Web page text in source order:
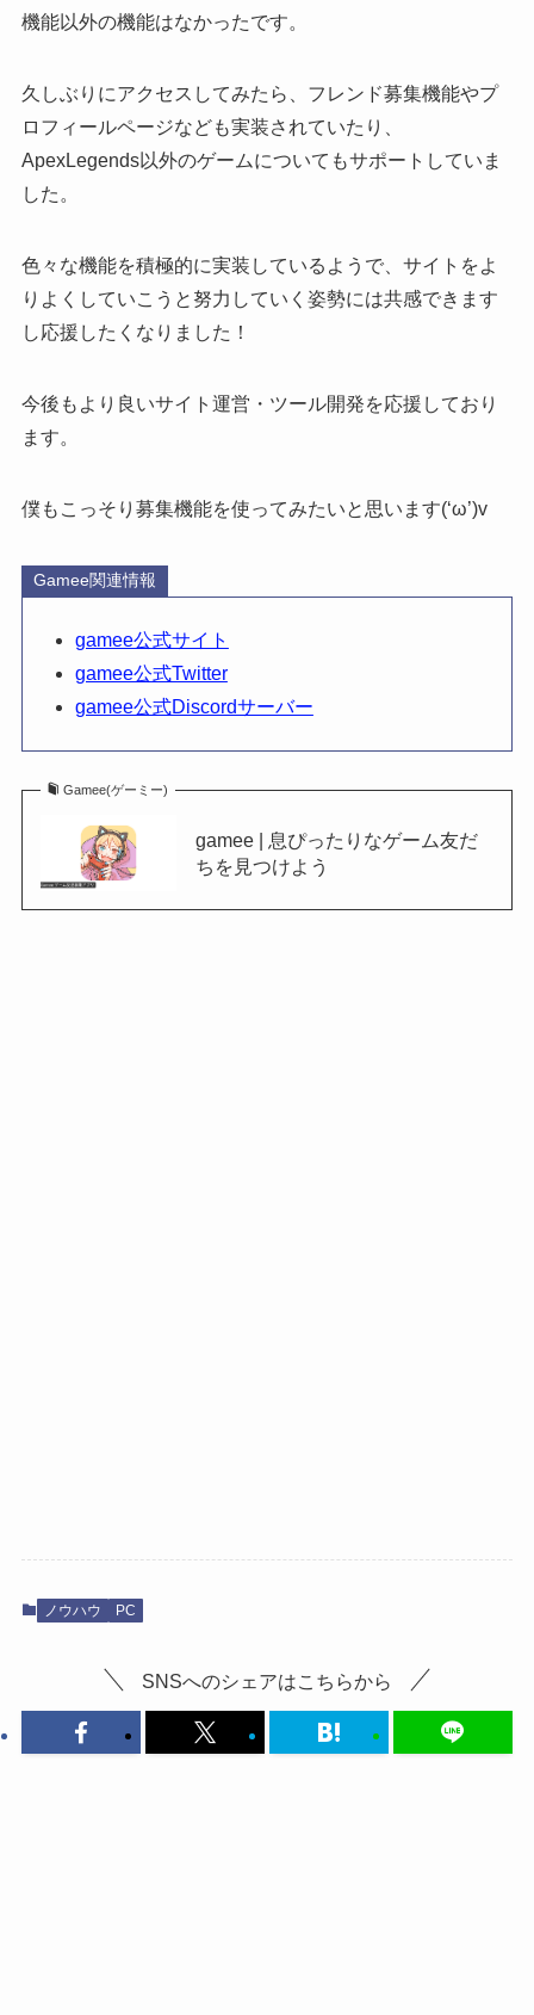
機能以外の機能はなかったです。
久しぶりにアクセスしてみたら、フレンド募集機能やプ
ロフィールページなども実装されていたり、
ApexLegends以外のゲームについてもサポートしていま
した。
色々な機能を積極的に実装しているようで、サイトをよ
りよくしていこうと努力していく姿勢には共感できます
し応援したくなりました！
今後もより良いサイト運営・ツール開発を応援しており
ます。
僕もこっそり募集機能を使ってみたいと思います(‘ω’)v
Gamee関連情報
gamee公式サイト
gamee公式Twitter
gamee公式Discordサーバー
Gamee(ゲーミー)
gamee | 息ぴったりなゲーム友だ
ちを見つけよう
ノウハウ PC
SNSへのシェアはこちらから